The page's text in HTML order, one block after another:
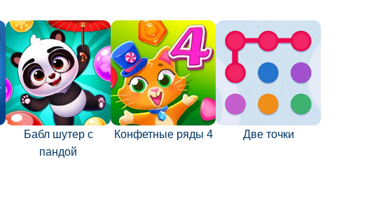
Бабл шутер с
пандой
Конфетные ряды 4 Две точки